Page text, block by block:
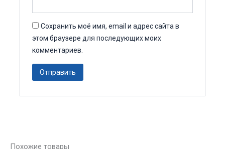
Сохранить моё имя, email и адрес сайта в
этом браузере для последующих моих
комментариев.
Похожие товары